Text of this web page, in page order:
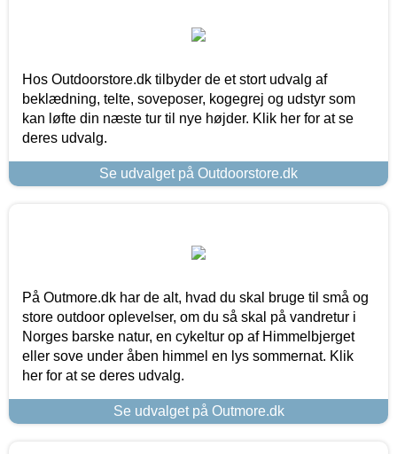
Hos Outdoorstore.dk tilbyder de et stort udvalg af
beklædning, telte, soveposer, kogegrej og udstyr som
kan løfte din næste tur til nye højder. Klik her for at se
deres udvalg.
Se udvalget på Outdoorstore.dk
På Outmore.dk har de alt, hvad du skal bruge til små og
store outdoor oplevelser, om du så skal på vandretur i
Norges barske natur, en cykeltur op af Himmelbjerget
eller sove under åben himmel en lys sommernat. Klik
her for at se deres udvalg.
Se udvalget på Outmore.dk